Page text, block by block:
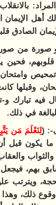
أهل
الصادق
هو صورة من
فحين
وقبلها
فيه تبارك
في ذلك.
: (لِنَعْلَمَ مَن
ما يكون قبل
بهم، فيجعل
ويترتب
ذلك،